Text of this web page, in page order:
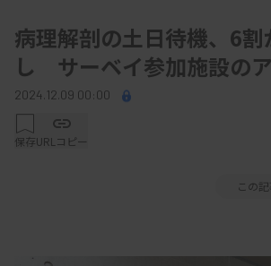
病理解剖の土日待機、6割
し サーベイ参加施設の
2024.12.09 00:00
保存URLコピー
この